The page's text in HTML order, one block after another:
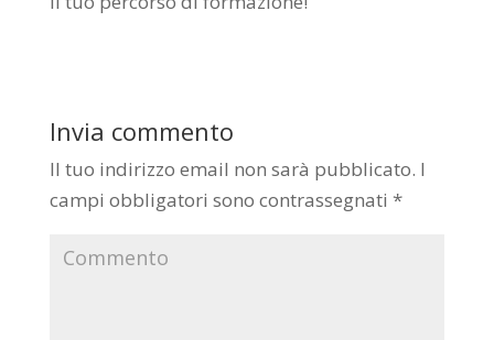
Invia commento
Il tuo indirizzo email non sarà pubblicato. I
campi obbligatori sono contrassegnati *